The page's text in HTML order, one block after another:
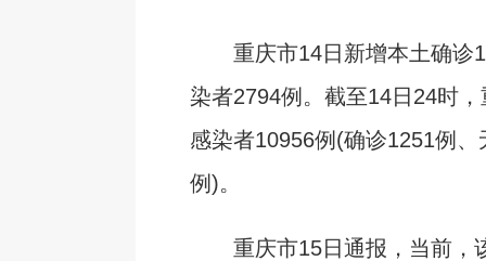
重庆市14日新增本土确诊
染者2794例。截至14日24时
感染者10956例(确诊1251例、
例)。
重庆市15日通报，当前，